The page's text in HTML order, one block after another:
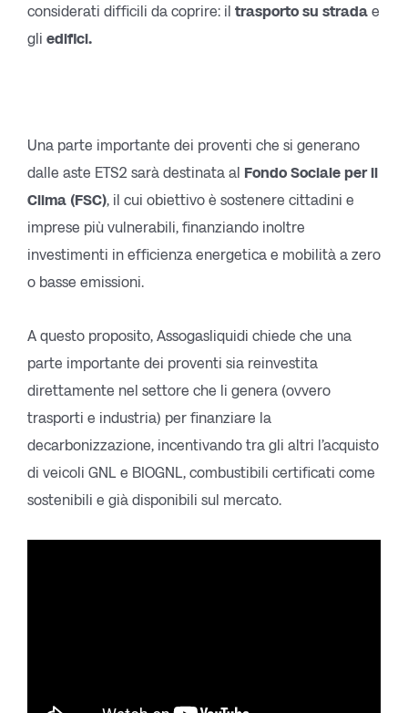
considerati difficili da coprire: il trasporto su strada e
gli edifici.
Una parte importante dei proventi che si generano
dalle aste ETS2 sarà destinata al Fondo Sociale per il
Clima (FSC), il cui obiettivo è sostenere cittadini e
imprese più vulnerabili, finanziando inoltre
investimenti in efficienza energetica e mobilità a zero
o basse emissioni.
A questo proposito, Assogasliquidi chiede che una
parte importante dei proventi sia reinvestita
direttamente nel settore che li genera (ovvero
trasporti e industria) per finanziare la
decarbonizzazione, incentivando tra gli altri l’acquisto
di veicoli GNL e BIOGNL, combustibili certificati come
sostenibili e già disponibili sul mercato.